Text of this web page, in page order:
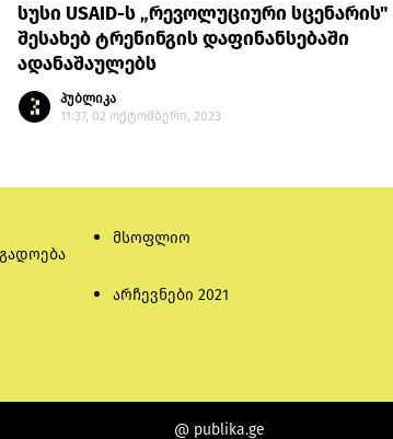
სუსი USAID-ს „რევოლუციური სცენარის"
შესახებ ტრენინგის დაფინანსებაში
ადანაშაულებს
პუბლიკა
11:37, 02 ოქტომბერი, 2023
მსოფლიო
არჩევნები 2021
@ publika.ge